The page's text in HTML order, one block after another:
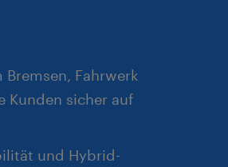
Fahrwerk
Kunden sicher auf
und Hybrid-